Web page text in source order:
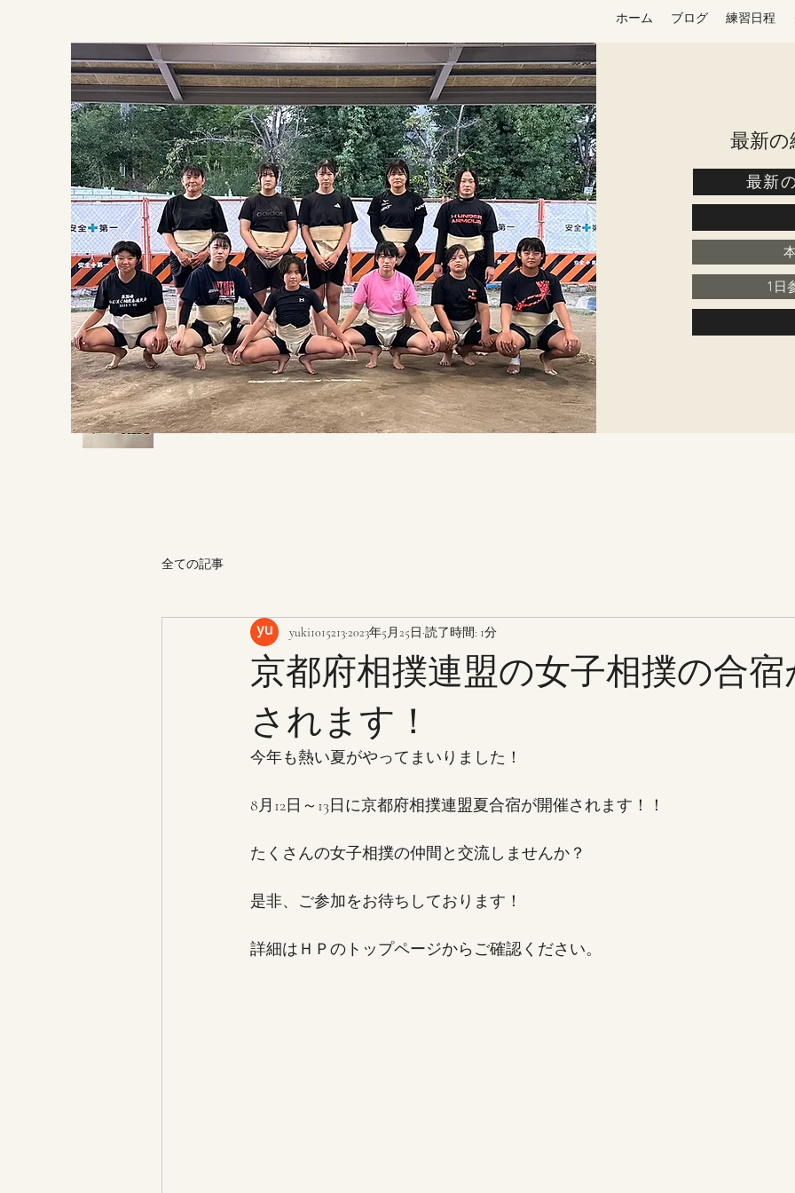
ホーム ブログ 練習日程
最新
最新
1日
全ての記事
京都府相撲連盟の女子相撲の合
されます！
yuki10152132023年5月25日 読了時間: 1分
今年も熱い夏がやってまいりました！
8月12日～13日に京都府相撲連盟夏合宿が開催されます！！
たくさんの女子相撲の仲間と交流しませんか？
是非、ご参加をお待ちしております！
詳細はＨＰのトップページからご確認ください。